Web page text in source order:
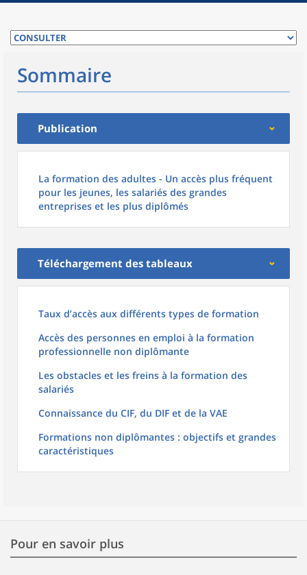
Sommaire
Publication
La formation des adultes - Un accès plus fréquent
pour les jeunes, les salariés des grandes
entreprises et les plus diplômés
Téléchargement des tableaux
Taux d’accès aux différents types de formation
Accès des personnes en emploi à la formation
professionnelle non diplômante
Les obstacles et les freins à la formation des
salariés
Connaissance du CIF, du DIF et de la VAE
Formations non diplômantes : objectifs et grandes
caractéristiques
Pour en savoir plus